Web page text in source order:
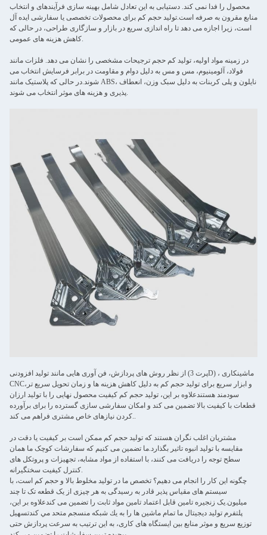
محصول را فدا نمی کند. دستیابی به این تعادل شامل بهینه سازی فرآیندهای و انتخاب
منابع مقرون به صرفه است.تولید حجم کم برای محصولات تخصصی یا سفارشی ایده آل
است، زیرا اجازه می دهد تا راه اندازی سریع در بازار و سازگاری طراحی، در حالی که
کاهش هزینه های عمومی.
در زمینه مواد اولیه، تولید کم حجم ترجیحات مشخصی را نشان می دهد. فلزات مانند
فولاد، آلومینیوم، مس و مس به دلیل دوام و مقاومت در برابر فرسایش انتخاب می
شوند.در حالی که پلاستیک مانند ABS، نایلون و پلی کربنات به دلیل سبک وزن، انعطاف
پذیری و هزینه های موثر انتخاب می شوند.
از نظر روش های پردازش، فن آوری هایی مانند تولید افزودنی (پرت 3D) ، ماشینکاری
CNC،و ابزار سریع برای تولید حجم کم به دلیل کاهش هزینه ها و زمان تحویل سریع تر
سودمند هستندعلاوه بر این، تولید حجم کم کیفیت محصول نهایی را با تولید ارزان
قطعات با کیفیت بالا تضمین می کند و امکان سفارشی سازی گسترده را برای برآورده
کردن نیازهای خاص مشتری فراهم می کند..
مشتریان اغلب نگران هستند که تولید حجم کم ممکن است بر کیفیت یا دقت در
مقایسه با تولید انبوه تاثیر بگذارد.ما تضمین می کنیم که سفارشات کوچک ما همان
سطح توجه را دریافت می کنند، با استفاده از مواد مشابه، تجهیزات و پروتکل های
کنترل کیفیت سختگیرانه.
چگونه این کار را انجام می دهیم؟ تخصص ما در تولید مخلوط بالا و حجم کم است، با
سیستم های مقیاس پذیر قادر به رسیدگی به هر چیزی از یک قطعه تک تا چند
میلیون.یک زنجیره تامین قابل اعتماد تامین مواد ثابت را تضمین می کندعلاوه بر اين،
پلتفرم توليد ديجيتال ما تمام ماشين ها را به يك شبکه منسجم متحد مي كندتسهیل
توزیع سریع و موثر منابع بین ایستگاه های کاری، به اين ترتيب به سرعت پردازش حتی